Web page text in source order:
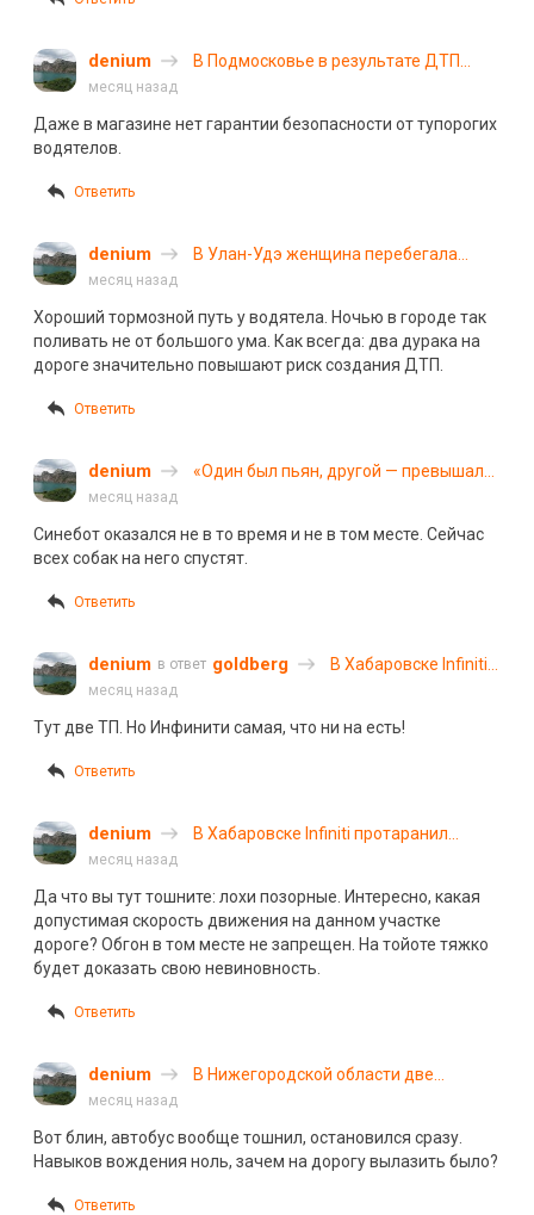
denium
В Подмосковье в результате ДТП
месяц назад
Даже в магазине нет гарантии безопасности от тупорогих
водятелов.
Ответить
denium
В Улан-Удэ женщина перебегала
месяц назад
Хороший тормозной путь у водятела. Ночью в городе так
поливать не от большого ума. Как всегда: два дурака на
дороге значительно повышают риск создания ДТП.
Ответить
denium
«Один был пьян, другой — превышал»:
месяц назад
Синебот оказался не в то время и не в том месте. Сейчас
всех собак на него спустят.
Ответить
denium в ответ goldberg
В Хабаровске Infiniti
месяц назад
Тут две ТП. Но Инфинити самая, что ни на есть!
Ответить
denium
В Хабаровске Infiniti протаранил
месяц назад
Да что вы тут тошните: лохи позорные. Интересно, какая
допустимая скорость движения на данном участке
дороге? Обгон в том месте не запрещен. На тойоте тяжко
будет доказать свою невиновность.
Ответить
denium
В Нижегородской области две
месяц назад
Вот блин, автобус вообще тошнил, остановился сразу.
Навыков вождения ноль, зачем на дорогу вылазить было?
Ответить